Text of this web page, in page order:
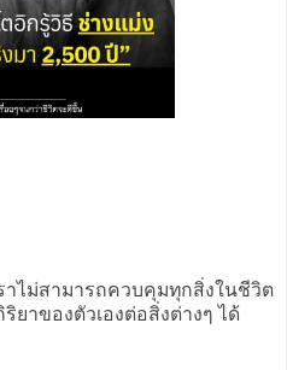
าไม่สามารถควบคุมทุกสิ่งในชีวิต
ยาของตัวเองต่อสิ่งต่างๆ ได้